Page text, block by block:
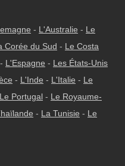
- L'Australie - Le
Corée du Sud - Le Costa
- L'Espagne - Les États-Unis
- L'Inde - L'Italie - Le
Le Portugal - Le Royaume-
- La Tunisie - Le